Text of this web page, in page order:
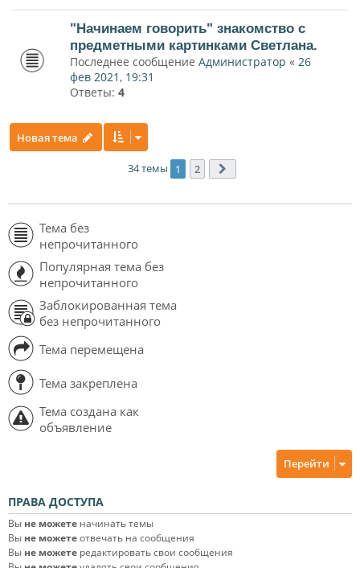
"Начинаем говорить" знакомство с
предметными картинками Светлана.
Последнее сообщение Администратор « 26
фев 2021, 19:31
Ответы: 4
Новая тема
34 темы 1 2
Тема без
непрочитанного
Популярная тема без
непрочитанного
Заблокированная тема
без непрочитанного
Тема перемещена
Тема закреплена
Тема создана как
объявление
Перейти
ПРАВА ДОСТУПА
Вы не можете начинать темы
Вы не можетеотвечать на сообщения
Вы не можете редактировать свои сообщения